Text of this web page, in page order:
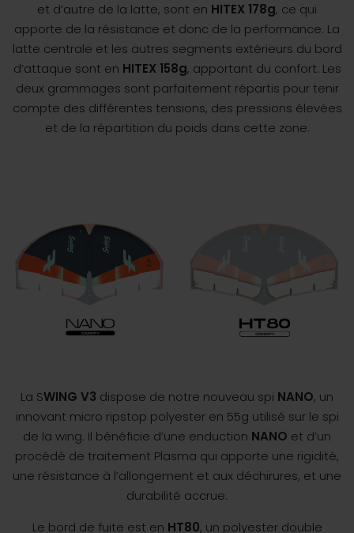
et d’autre de la latte, sont en HITEX 178g, ce qui
apporte de la résistance et donc de la performance. La
latte centrale et les autres segments extérieurs du bord
d’attaque sont en HITEX 158g, apportant du confort. Les
deux grammages sont parfaitement répartis pour tenir
compte des différentes tensions, des pressions élevées
et de la répartition du poids dans cette zone.
La SWING V3 dispose de notre nouveau spi NANO, un
innovant micro ripstop polyester en 55g utilisé sur le spi
de la wing. Il bénéficie d’une enduction NANO et d’un
procédé de traitement Plasma qui apporte une rigidité,
une résistance à l’allongement et aux déchirures, et une
durabilité accrue.
Le bord de fuite est en HT80, un polyester double